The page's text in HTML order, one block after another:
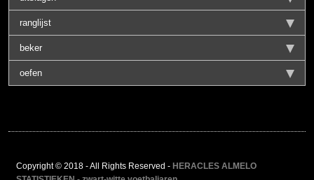
ranglijst
beker
oefen
Copyright © 2018 - All Rights Reserved - HERACLES ALMELO